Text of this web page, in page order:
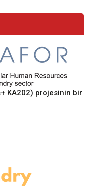
KA202) projesinin bir